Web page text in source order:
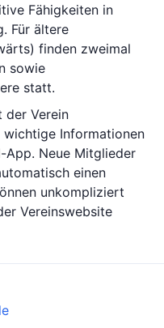
Fähigkeiten in
Für ältere
finden zweimal
sowie
statt.
der Verein
Informationen
App. Neue Mitglieder
einen
unkompliziert
Vereinswebsite